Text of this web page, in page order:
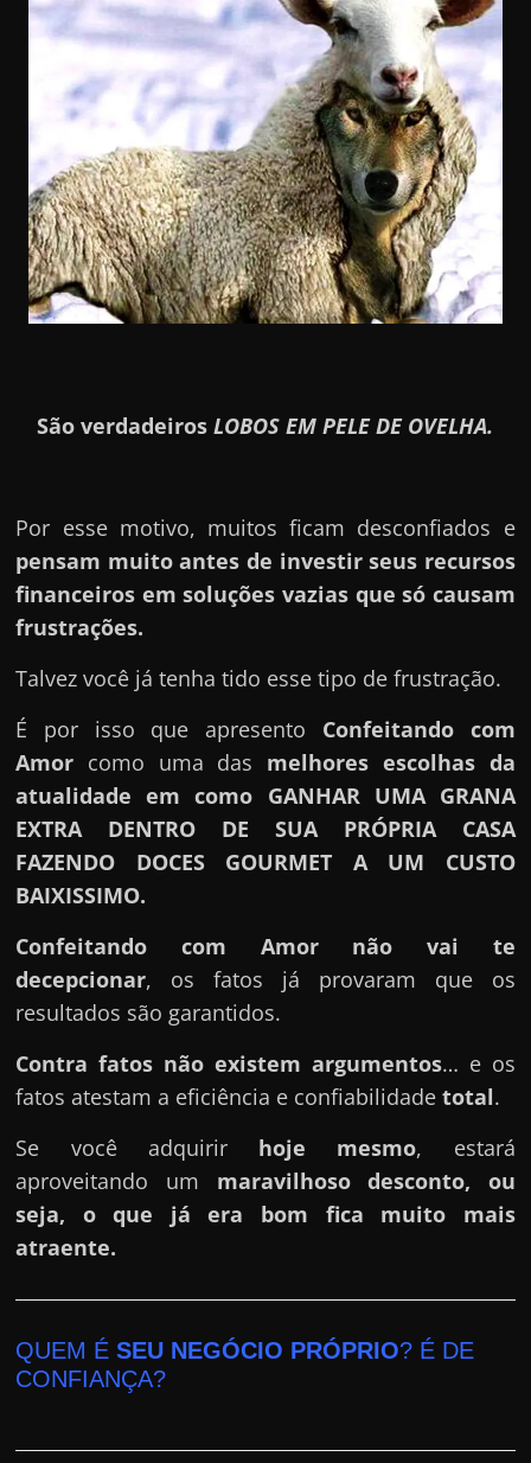
São verdadeirosLOBOS EM PELE DE OVELHA.
Por esse motivo, muitos ficam desconfiados e
pensam muito antes de investir seus recursos
financeiros em soluções vazias que só causam
frustrações.
Talvez você já tenha tido esse tipo de frustração.
É por isso que apresento Confeitando com
Amor como uma das melhores escolhas da
atualidade em como GANHAR UMA GRANA
EXTRA DENTRO DE SUA PRÓPRIA CASA
FAZENDO DOCES GOURMET A UM CUSTO
BAIXISSIMO.
Confeitando com Amor
não vai te
decepcionar, os fatos já provaram que os
resultados são garantidos.
Contra fatos não existem argumentos… e os
fatos atestam a eficiência e confiabilidadetotal.
Se você adquirir hoje mesmo, estará
aproveitando um maravilhoso desconto, ou
seja, o que já era bom fica muito mais
atraente.
QUEM ÉSEU NEGÓCIO PRÓPRIO? É DE
CONFIANÇA?